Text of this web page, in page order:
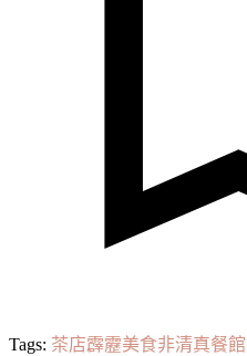
Tags: 茶店霹靂美食非清真餐館